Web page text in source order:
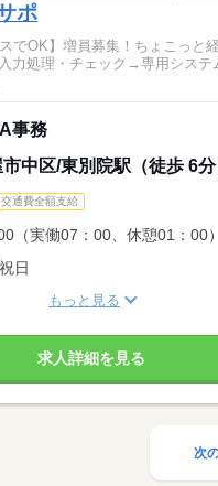
ポ
でOK】増員募集！ちょこっと
力処理・チェック→専用システ
事務
中区/東別院駅（徒歩 6分
交通費全額支給
（実働07：00、休憩01：00
日
もっと見る
求人詳細を見る
次